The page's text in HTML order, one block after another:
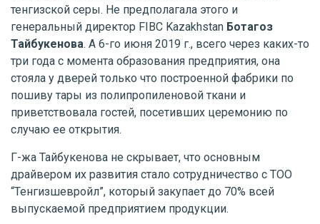
тенгизской серы. Не предполагала этого и
генеральный директор FIBC Kazakhstan Ботагоз
Тайбукенова. А 6-го июня 2019 г., всего через каких-то
три года с момента образования предприятия, она
стояла у дверей только что построенной фабрики по
пошиву тары из полипропиленовой ткани и
приветствовала гостей, посетивших церемонию по
случаю ее открытия.
Г-жа Тайбукенова не скрывает, что основным
драйвером их развития стало сотрудничество с ТОО
“Тенгизшевройл”, который закупает до 70% всей
выпускаемой предприятием продукции.